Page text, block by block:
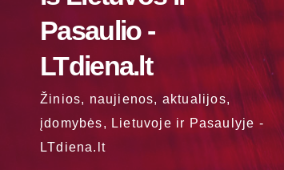
Pasaulio -
LTdiena.lt
Žinios, naujienos, aktualijos,
įdomybės, Lietuvoje ir Pasaulyje -
LTdiena.lt